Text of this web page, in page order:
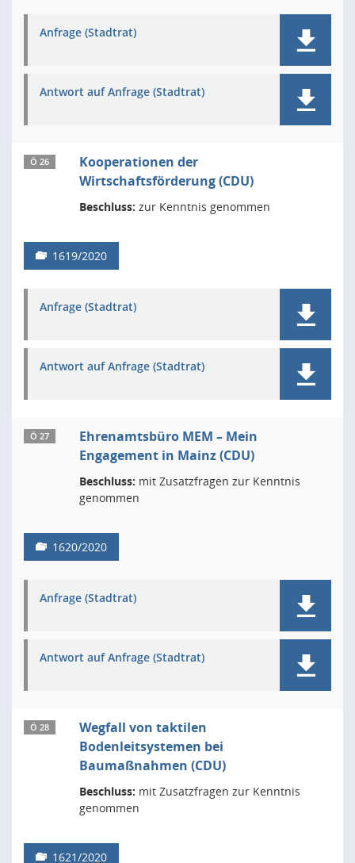
Anfrage (Stadtrat)
Antwort auf Anfrage (Stadtrat)
Ö 26
Kooperationen der
Wirtschaftsförderung (CDU)
Beschluss: zur Kenntnis genommen
1619/2020
Anfrage (Stadtrat)
Antwort auf Anfrage (Stadtrat)
Ö 27
Ehrenamtsbüro MEM – Mein
Engagement in Mainz (CDU)
Beschluss: mit Zusatzfragen zur Kenntnis
genommen
1620/2020
Anfrage (Stadtrat)
Antwort auf Anfrage (Stadtrat)
Ö 28
Wegfall von taktilen
Bodenleitsystemen bei
Baumaßnahmen (CDU)
Beschluss: mit Zusatzfragen zur Kenntnis
genommen
1621/2020